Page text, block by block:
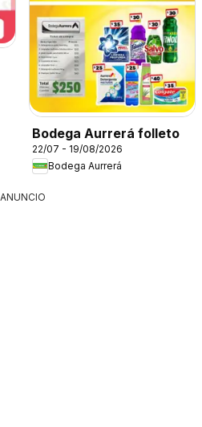
Bodega Aurrerá folleto
22/07 - 19/08/2026
Bodega Aurrerá
ANUNCIO